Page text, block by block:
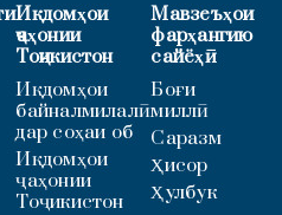
Иқдомҳои
ҷаҳонии
Тоҷикистон
Иқдомҳои
байналмилалӣ
дар соҳаи об
Иқдомҳои
ҷаҳонии
Тоҷикистон
Мавзеъҳои
фарҳангию
сайёҳӣ
Боғи
миллӣ
Саразм
Ҳисор
Ҳулбук